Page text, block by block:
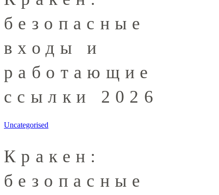
безопасные
входы и
работающие
ссылки 2026
Uncategorised
Кракен:
безопасные